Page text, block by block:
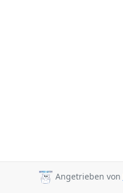
Angetrieben von